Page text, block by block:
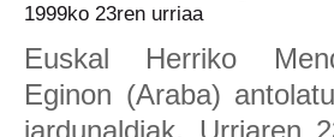
1999ko 23ren urriaa
Euskal Herriko
Eginon (Araba)
jardunaldiak. Urriaren